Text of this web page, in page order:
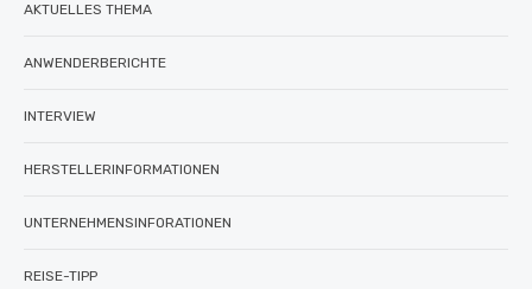
AKTUELLES THEMA
ANWENDERBERICHTE
INTERVIEW
HERSTELLERINFORMATIONEN
UNTERNEHMENSINFORATIONEN
REISE-TIPP